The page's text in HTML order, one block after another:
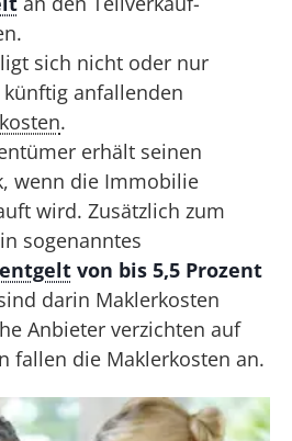
sich nicht oder nur
anfallenden
.
erhält seinen
wenn die Immobilie
wird. Zusätzlich zum
sogenanntes
von bis 5,5 Prozent
darin Maklerkosten
Anbieter verzichten auf
fallen die Maklerkosten an.